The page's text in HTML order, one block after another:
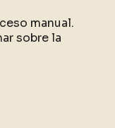
manual.
sobre la